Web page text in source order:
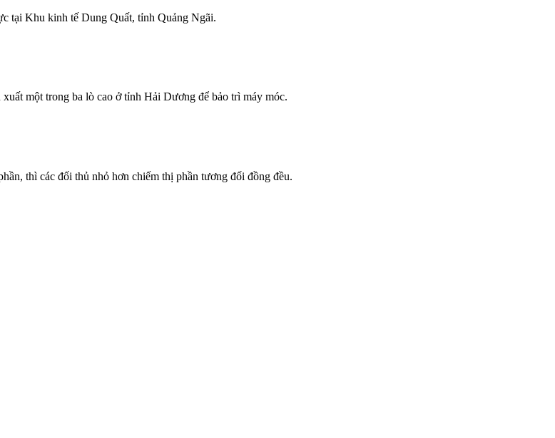
tại Khu kinh tế Dung Quất, tỉnh Quảng Ngãi.
một trong ba lò cao ở tỉnh Hải Dương để bảo trì máy móc.
thì các đối thủ nhỏ hơn chiếm thị phần tương đối đồng đều.